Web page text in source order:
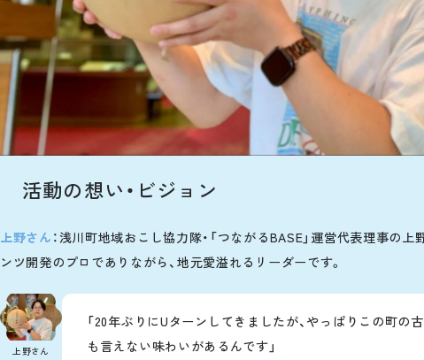
活動の想い・ビジョン
上野さん ：浅川町地域おこし協力隊・「つながるBASE」運営代表理事の
ンツ開発のプロでありながら、地元愛溢れるリーダーです。
上野さん
「20年ぶりにUターンしてきましたが、やっぱりこの町の
も言えない味わいがあるんです」